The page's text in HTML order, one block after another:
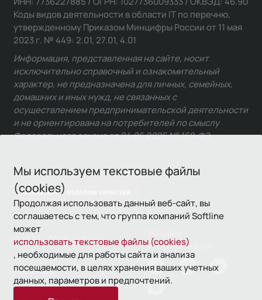
Мы используем текстовые файлы
(cookies)
Продолжая использовать данный веб-сайт, вы
соглашаетесь с тем, что группа компаний Softline
может
использовать текстовые файлы (cookies)
, необходимые для работы сайта и анализа
посещаемости, в целях хранения ваших учетных
данных, параметров и предпочтений.
Связаться с отделом качества
Коды видов деятельности в области IT по перечню,
утвержденному Приказом Минцифры России от 11 мая
2023 г. № 449: 2.01, 27.01, 4.01
Информация, представленная на сайте, носит
исключительно справочный и ознакомительный
характер, не предназначена для личных, семейных,
домашних и иных нужд, не связанных с
осуществлением предпринимательской деятельности
и не ориентирована на потребителей по смыслу
Федерального закона от 24.06.2025 № 168-ФЗ.
© 1993—2026 Softline
использования
Политика
конфиденциальности